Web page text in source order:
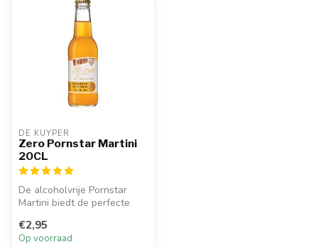
DE KUYPER
Zero Pornstar Martini
20CL
De alcoholvrije Pornstar
Martini biedt de perfecte
en...
€2,95
Op voorraad